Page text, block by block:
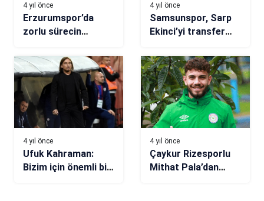
4 yıl önce
Erzurumspor’da
zorlu sürecin
oldu
4 yıl önce
Samsunspor, Sarp
Ekinci’yi transfer
4 yıl önce
Ufuk Kahraman:
Bizim için önemli bir
4 yıl önce
Çaykur Rizesporlu
Mithat Pala’dan